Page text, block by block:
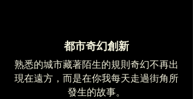
都市奇幻創新
熟悉的城市藏著陌生的規則奇幻不再出
現在遠方，而是在你我每天走過街角所
發生的故事。